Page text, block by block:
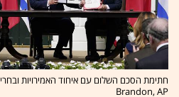
Brandon, AP